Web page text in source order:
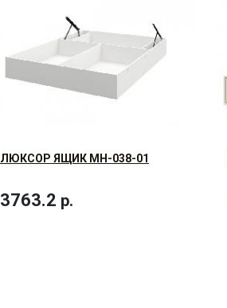
ЛЮКСОР ЯЩИК МН-038-01
3763.2 р.